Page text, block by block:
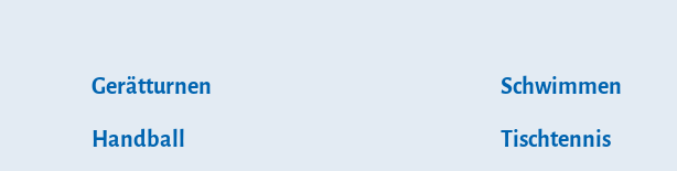
Gerätturnen
Handball
Schwimmen
Tischtennis